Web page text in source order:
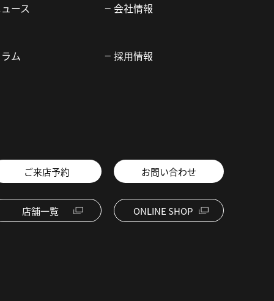
ース
ム
ご来店予約
店舗一覧
会社情報
採用情報
お問い合わせ
ONLINE SHOP